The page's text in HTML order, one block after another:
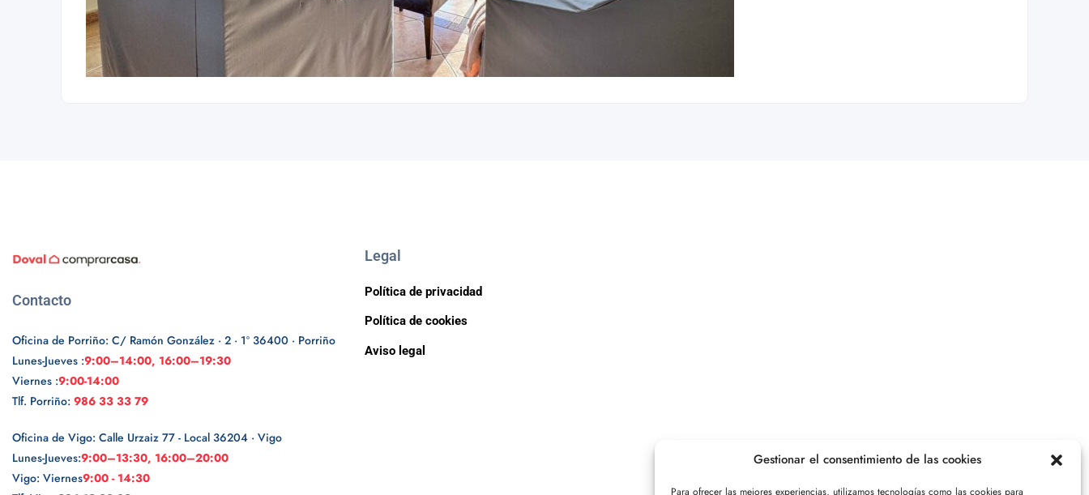
Gestionar el consentimiento de las cookies
Para ofrecer las mejores experiencias, utilizamos tecnologías como las cookies para
Contacto
Oficina de Porriño: C/ Ramón González · 2 · 1º 36400 · Porriño
Lunes-Jueves :9:00–14:00, 16:00–19:30
Viernes :9:00-14:00
Tlf. Porriño: 986 33 33 79
Oficina de Vigo: Calle Urzaiz 77 - Local 36204 · Vigo
Lunes-Jueves:9:00–13:30, 16:00–20:00
Vigo: Viernes9:00 - 14:30
Legal
Política de privacidad
Política de cookies
Aviso legal